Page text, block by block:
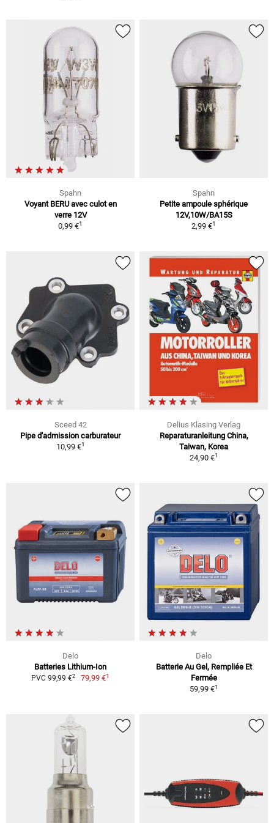
Spahn
Voyant BERU avec culot en
verre 12V
0,99 €1
Spahn
Petite ampoule sphérique
12V,10W/BA15S
2,99 €1
Sceed 42
Pipe d'admission carburateur
10,99 €1
Delius Klasing Verlag
Reparaturanleitung China,
Taiwan, Korea
24,90 €1
Delo
Batteries Lithium-Ion
PVC 99,99 €2 79,99 €1
Delo
Batterie Au Gel, Rempliée Et
Fermée
59,99 €1